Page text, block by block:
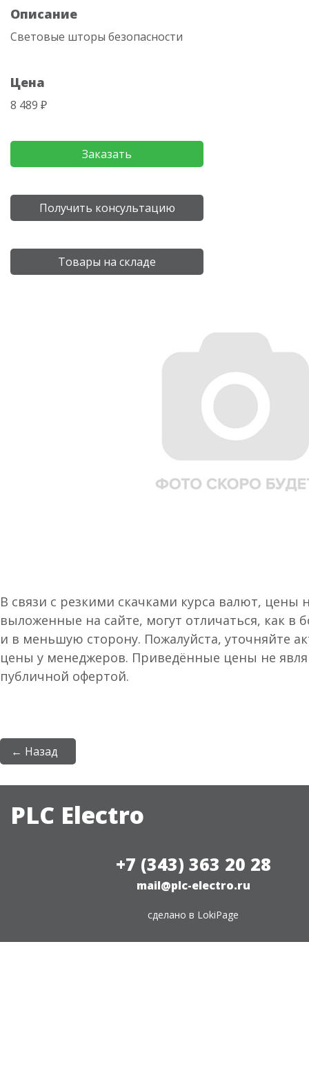
Описание
Световые шторы безопасности
Цена
8 489 ₽
Заказать
Получить консультацию
Товары на складе
В связи с резкими скачками курса валют, цены
выложенные на сайте, могут отличаться, как в
и в меньшую сторону. Пожалуйста, уточняйте
цены у менеджеров. Приведённые цены не
публичной офертой.
← Назад
PLC Electro
+7 (343) 363 20 28
mail@plc-electro.ru
сделано в LokiPage